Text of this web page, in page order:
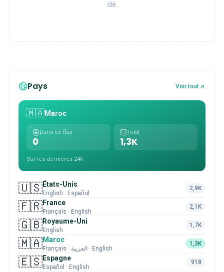
clé.
Pays Voir tout
🇲🇦Maroc
Dans ce flux
0
Total
1,3K
Sur les dernières 24h
🇺🇸États-Unis
English · Español
2,9K
🇫🇷France
Français · English
2,1K
🇬🇧Royaume-Uni
English
1,7K
🇲🇦Maroc
Français · العربية · English
1,3K
🇪🇸Espagne
Español · English
918